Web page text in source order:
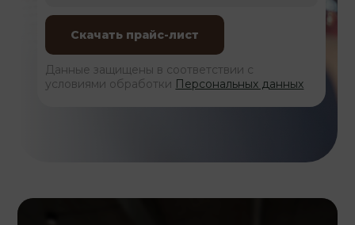
Данные защищены в соответствии с
условиями обработки Персональных данных